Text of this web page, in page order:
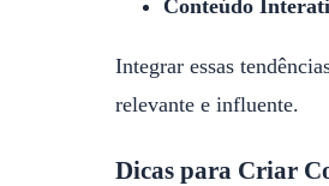
Conteúdo
Integrar essas
relevante e influente.
Dicas para Criar